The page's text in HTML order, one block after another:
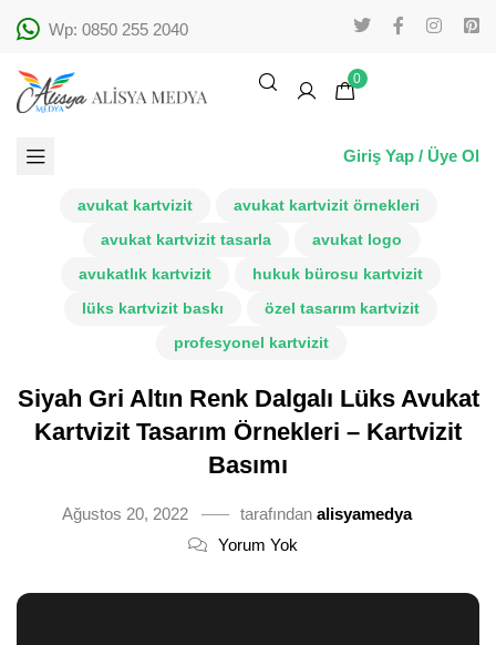
Wp: 0850 255 2040
0
Giriş Yap / Üye Ol
avukat kartvizit
avukat kartvizit örnekleri
avukat kartvizit tasarla
avukat logo
avukatlık kartvizit
hukuk bürosu kartvizit
lüks kartvizit baskı
özel tasarım kartvizit
profesyonel kartvizit
Siyah Gri Altın Renk Dalgalı Lüks Avukat
Kartvizit Tasarım Örnekleri – Kartvizit
Basımı
Ağustos 20, 2022 tarafından alisyamedya
Yorum Yok